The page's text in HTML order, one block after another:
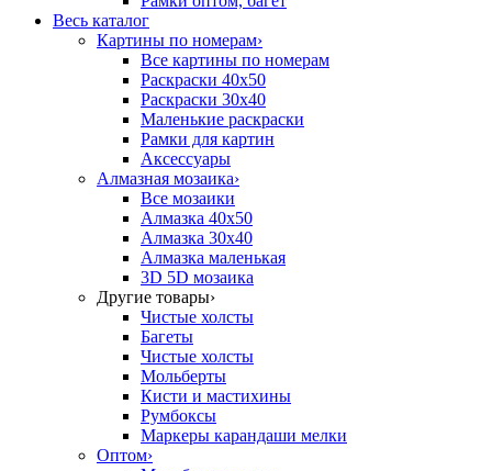
Весь каталог
Картины по номерам›
Все картины по номерам
Раскраски 40х50
Раскраски 30х40
Маленькие раскраски
Рамки для картин
Аксессуары
Алмазная мозаика›
Все мозаики
Алмазка 40х50
Алмазка 30х40
Алмазка маленькая
3D 5D мозаика
Другие товары›
Чистые холсты
Багеты
Чистые холсты
Мольберты
Кисти и мастихины
Румбоксы
Маркеры карандаши мелки
Оптом›